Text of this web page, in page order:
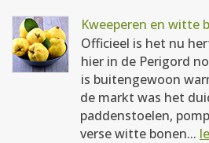
Kweeperen en witte
Officieel is het nu
hier in de Perigord
is buitengewoon
de markt was het
paddenstoelen,
verse witte bonen...